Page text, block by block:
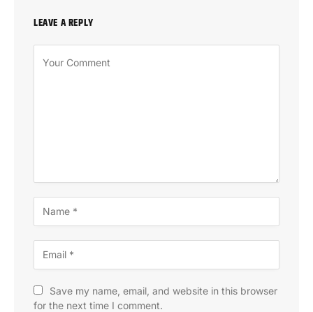
LEAVE A REPLY
Save my name, email, and website in this browser
for the next time I comment.